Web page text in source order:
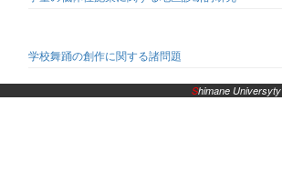
学校舞踊の創作に関する諸問題
Shimane Universyty